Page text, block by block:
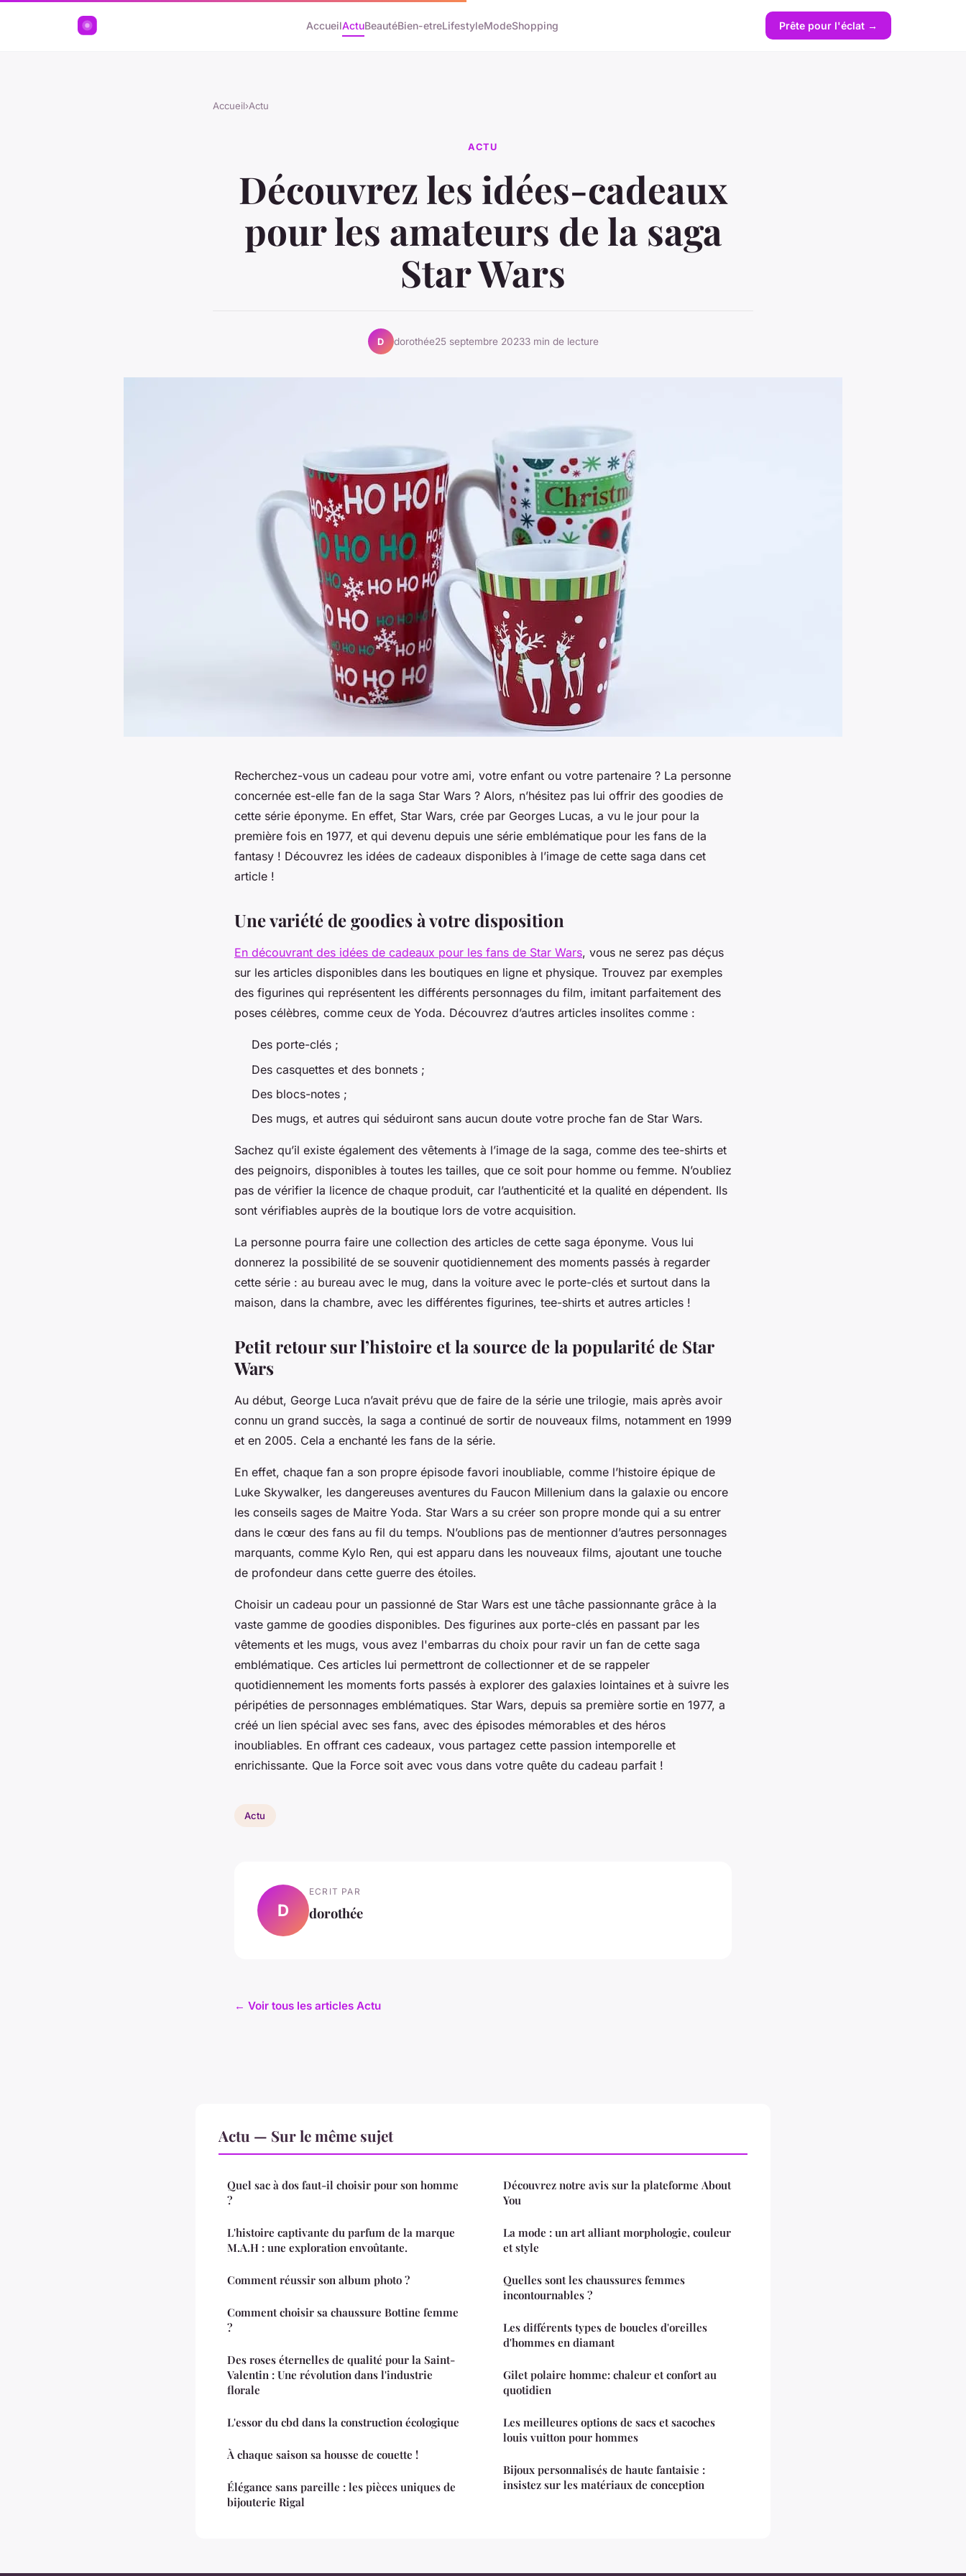
AccueilActuBeautéBien-etreLifestyleModeShopping Prête pour l'éclat →
Accueil›Actu
ACTU
Découvrez les idées-cadeaux
pour les amateurs de la saga
Star Wars
D dorothée25 septembre 20233 min de lecture
Recherchez-vous un cadeau pour votre ami, votre enfant ou votre partenaire ? La personne
concernée est-elle fan de la saga Star Wars ? Alors, n’hésitez pas lui offrir des goodies de
cette série éponyme. En effet, Star Wars, crée par Georges Lucas, a vu le jour pour la
première fois en 1977, et qui devenu depuis une série emblématique pour les fans de la
fantasy ! Découvrez les idées de cadeaux disponibles à l’image de cette saga dans cet
article !
Une variété de goodies à votre disposition
En découvrant des idées de cadeaux pour les fans de Star Wars, vous ne serez pas déçus
sur les articles disponibles dans les boutiques en ligne et physique. Trouvez par exemples
des figurines qui représentent les différents personnages du film, imitant parfaitement des
poses célèbres, comme ceux de Yoda. Découvrez d’autres articles insolites comme :
Des porte-clés ;
Des casquettes et des bonnets ;
Des blocs-notes ;
Des mugs, et autres qui séduiront sans aucun doute votre proche fan de Star Wars.
Sachez qu’il existe également des vêtements à l’image de la saga, comme des tee-shirts et
des peignoirs, disponibles à toutes les tailles, que ce soit pour homme ou femme. N’oubliez
pas de vérifier la licence de chaque produit, car l’authenticité et la qualité en dépendent. Ils
sont vérifiables auprès de la boutique lors de votre acquisition.
La personne pourra faire une collection des articles de cette saga éponyme. Vous lui
donnerez la possibilité de se souvenir quotidiennement des moments passés à regarder
cette série : au bureau avec le mug, dans la voiture avec le porte-clés et surtout dans la
maison, dans la chambre, avec les différentes figurines, tee-shirts et autres articles !
Petit retour sur l’histoire et la source de la popularité de Star
Wars
Au début, George Luca n’avait prévu que de faire de la série une trilogie, mais après avoir
connu un grand succès, la saga a continué de sortir de nouveaux films, notamment en 1999
et en 2005. Cela a enchanté les fans de la série.
En effet, chaque fan a son propre épisode favori inoubliable, comme l’histoire épique de
Luke Skywalker, les dangereuses aventures du Faucon Millenium dans la galaxie ou encore
les conseils sages de Maitre Yoda. Star Wars a su créer son propre monde qui a su entrer
dans le cœur des fans au fil du temps. N’oublions pas de mentionner d’autres personnages
marquants, comme Kylo Ren, qui est apparu dans les nouveaux films, ajoutant une touche
de profondeur dans cette guerre des étoiles.
Choisir un cadeau pour un passionné de Star Wars est une tâche passionnante grâce à la
vaste gamme de goodies disponibles. Des figurines aux porte-clés en passant par les
vêtements et les mugs, vous avez l'embarras du choix pour ravir un fan de cette saga
emblématique. Ces articles lui permettront de collectionner et de se rappeler
quotidiennement les moments forts passés à explorer des galaxies lointaines et à suivre les
péripéties de personnages emblématiques. Star Wars, depuis sa première sortie en 1977, a
créé un lien spécial avec ses fans, avec des épisodes mémorables et des héros
inoubliables. En offrant ces cadeaux, vous partagez cette passion intemporelle et
enrichissante. Que la Force soit avec vous dans votre quête du cadeau parfait !
Actu
D
ECRIT PAR
dorothée
← Voir tous les articles Actu
Actu — Sur le même sujet
Quel sac à dos faut-il choisir pour son homme
?
L'histoire captivante du parfum de la marque
M.A.H : une exploration envoûtante.
Comment réussir son album photo ?
Comment choisir sa chaussure Bottine femme
?
Des roses éternelles de qualité pour la Saint-
Valentin : Une révolution dans l'industrie
florale
L'essor du cbd dans la construction écologique
À chaque saison sa housse de couette !
Élégance sans pareille : les pièces uniques de
bijouterie Rigal
Découvrez notre avis sur la plateforme About
You
La mode : un art alliant morphologie, couleur
et style
Quelles sont les chaussures femmes
incontournables ?
Les différents types de boucles d'oreilles
d'hommes en diamant
Gilet polaire homme: chaleur et confort au
quotidien
Les meilleures options de sacs et sacoches
louis vuitton pour hommes
Bijoux personnalisés de haute fantaisie :
insistez sur les matériaux de conception